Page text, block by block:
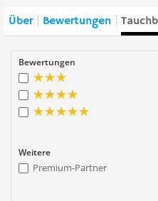
Über Bewertungen
Bewertungen
Weitere
Premium-Partner